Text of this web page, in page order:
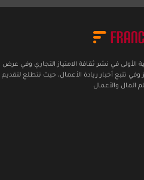
الأولى في نشر ثقافة الامتياز التجاري وفي عرض
تتبع أخبار ريادة الأعمال، حيث نتطلع
المال والأعمال